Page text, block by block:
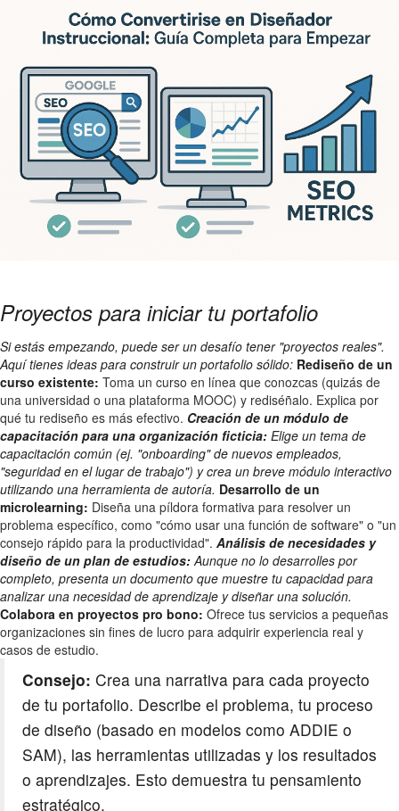
Proyectos para iniciar tu portafolio
Si estás empezando, puede ser un desafío tener "proyectos reales".
Aquí tienes ideas para construir un portafolio sólido: Rediseño de un
curso existente: Toma un curso en línea que conozcas (quizás de
una universidad o una plataforma MOOC) y rediséñalo. Explica por
qué tu rediseño es más efectivo. Creación de un módulo de
capacitación para una organización ficticia: Elige un tema de
capacitación común (ej. "onboarding" de nuevos empleados,
"seguridad en el lugar de trabajo") y crea un breve módulo interactivo
utilizando una herramienta de autoría. Desarrollo de un
microlearning: Diseña una píldora formativa para resolver un
problema específico, como "cómo usar una función de software" o "un
consejo rápido para la productividad". Análisis de necesidades y
diseño de un plan de estudios:Aunque no lo desarrolles por
completo, presenta un documento que muestre tu capacidad para
analizar una necesidad de aprendizaje y diseñar una solución.
Colabora en proyectos pro bono: Ofrece tus servicios a pequeñas
organizaciones sin fines de lucro para adquirir experiencia real y
casos de estudio.
Consejo: Crea una narrativa para cada proyecto
de tu portafolio. Describe el problema, tu proceso
de diseño (basado en modelos como ADDIE o
SAM), las herramientas utilizadas y los resultados
o aprendizajes. Esto demuestra tu pensamiento
estratégico.